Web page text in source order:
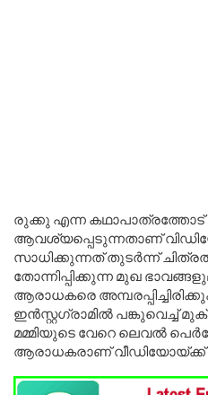
രുക്കു എന്ന കഥാപാത്രത്തോട്
ആവശ്യപ്പെടുന്നതാണ്
സാധിക്കുന്നത് തുടർന്ന്
തോന്നിപ്പിക്കുന്ന മുഖ
ആരാധകരെ
ഇൻസ്റ്റഗ്രാമിൽ പങ്കുവെച്ച്
മമ്മിയുടെ വേറെ ലെവൽ
ആരാധകരാണ് വീഡിയോയ്ക്ക്